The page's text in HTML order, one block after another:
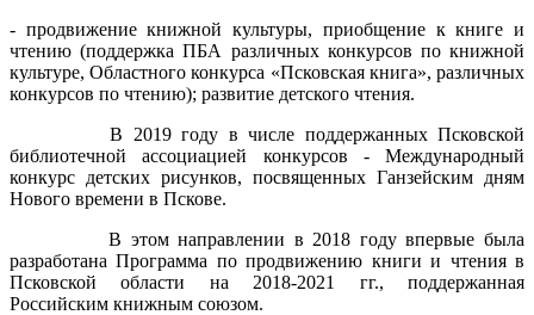
- продвижение книжной культуры, приобщение к книге и
чтению (поддержка ПБА различных конкурсов по книжной
культуре, Областного конкурса «Псковская книга», различных
конкурсов по чтению); развитие детского чтения.
В 2019 году в числе поддержанных Псковской
библиотечной ассоциацией конкурсов - Международный
конкурс детских рисунков, посвященных Ганзейским дням
Нового времени в Пскове.
В этом направлении в 2018 году впервые была
разработана Программа по продвижению книги и чтения в
Псковской области на 2018-2021 гг., поддержанная
Российским книжным союзом.